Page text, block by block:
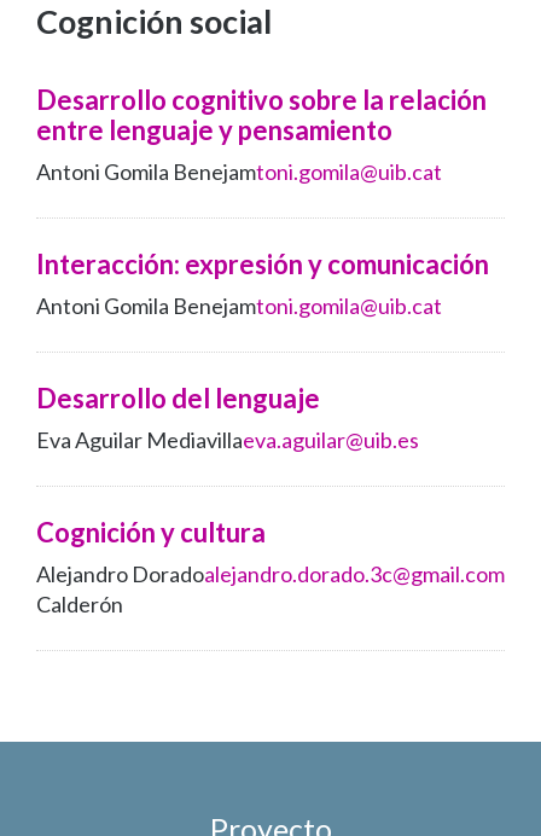
Cognición social
Desarrollo cognitivo sobre la relación
entre lenguaje y pensamiento
Antoni Gomila Benejamtoni.gomila@uib.cat
Interacción: expresión y comunicación
Antoni Gomila Benejamtoni.gomila@uib.cat
Desarrollo del lenguaje
Eva Aguilar Mediavillaeva.aguilar@uib.es
Cognición y cultura
Alejandro Dorado
Calderón
alejandro.dorado.3c@gmail.com